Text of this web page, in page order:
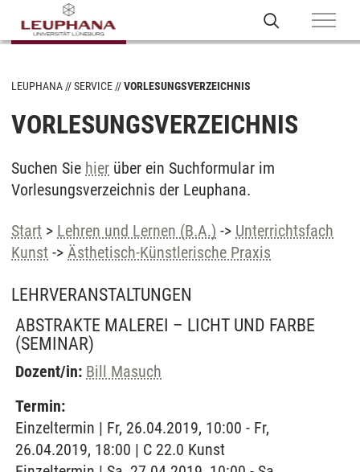
LEUPHANA SERVICE VORLESUNGSVERZEICHNIS
VORLESUNGSVERZEICHNIS
Suchen Sie hier über ein Suchformular im
Vorlesungsverzeichnis der Leuphana.
Start > Lehren und Lernen (B.A.) -> Unterrichtsfach
Kunst -> Ästhetisch-Künstlerische Praxis
LEHRVERANSTALTUNGEN
ABSTRAKTE MALEREI – LICHT UND FARBE
(SEMINAR)
Dozent/in: Bill Masuch
Termin:
Einzeltermin | Fr, 26.04.2019, 10:00 - Fr,
26.04.2019, 18:00 | C 22.0 Kunst